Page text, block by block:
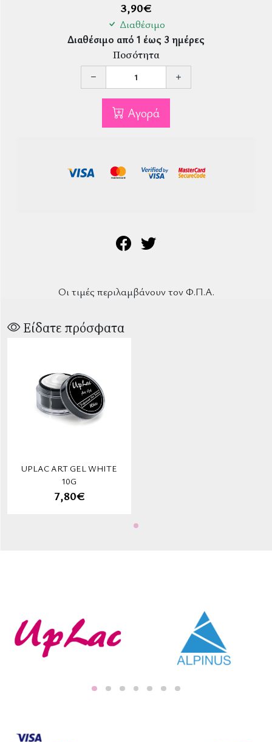
3,90€
Διαθέσιμο
Διαθέσιμο από 1 έως 3 ημέρες
Ποσότητα
Αγορά
Οι τιμές περιλαμβάνουν τον Φ.Π.Α.
Είδατε πρόσφατα
UPLAC ART GEL WHITE
10G
7,80€